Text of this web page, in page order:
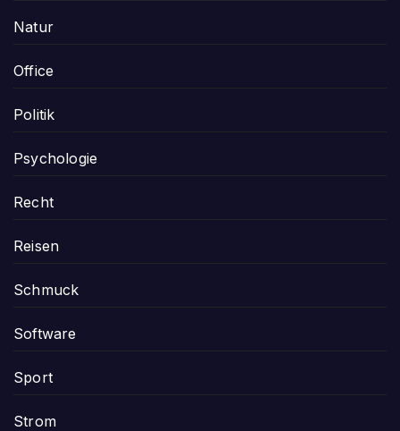
Natur
Office
Politik
Psychologie
Recht
Reisen
Schmuck
Software
Sport
Strom